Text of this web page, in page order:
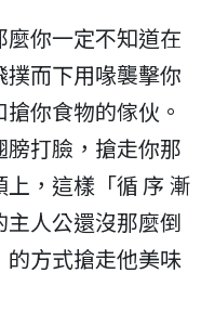
你一定不知道在
而下用喙襲擊你
你食物的傢伙。
打臉，搶走你那
，這樣「循 序 漸
人公還沒那麼倒
方式搶走他美味